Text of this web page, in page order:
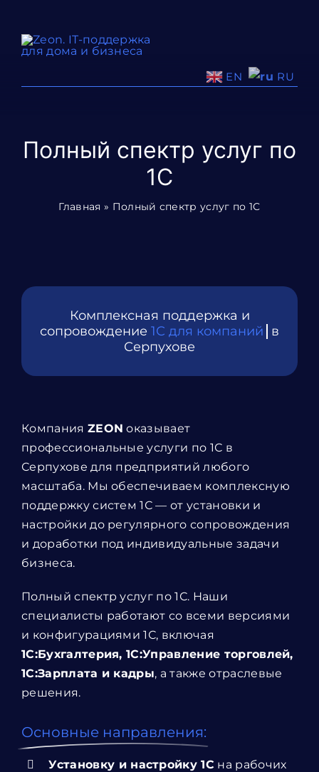
content
EN RU
Полный спектр услуг по
1С
Главная » Полный спектр услуг по 1С
Комплексная поддержка и
сопровождение
в
Серпухове
Компания ZEON оказывает
профессиональные услуги по 1С в
Серпухове для предприятий любого
масштаба. Мы обеспечиваем комплексную
поддержку систем 1С — от установки и
настройки до регулярного сопровождения
и доработки под индивидуальные задачи
бизнеса.
Полный спектр услуг по 1С. Наши
специалисты работают со всеми версиями
и конфигурациями 1С, включая
1С:Бухгалтерия, 1С:Управление торговлей,
1С:Зарплата и кадры, а также отраслевые
решения.
Основные направления:
Установку и настройку 1С на рабочих